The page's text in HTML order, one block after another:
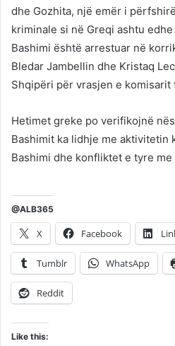
dhe Gozhita, një emër i
kriminale si në Greqi ashtu
Bashimi është arrestuar në
Bledar Jambellin dhe Kristaq
Shqipëri për vrasjen e
Hetimet greke po verifikojnë
Bashimit ka lidhje me aktivitetin
Bashimi dhe konfliktet e tyre
@ALB365
X Facebook
Tumblr WhatsApp
Reddit
Like this: